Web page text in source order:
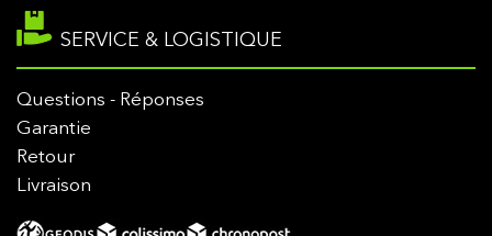
SERVICE & LOGISTIQUE
Questions - Réponses
Garantie
Retour
Livraison